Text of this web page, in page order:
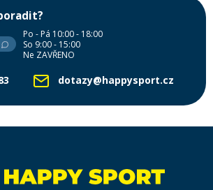
Po - Pá 10:00 - 18:00
So 9:00 - 15:00
Ne ZAVŘENO
dotazy@happysport.cz